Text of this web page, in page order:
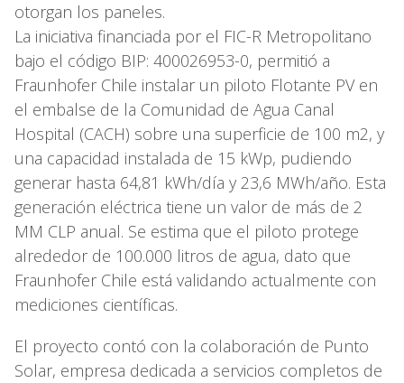
otorgan los paneles.
La iniciativa financiada por el FIC-R Metropolitano
bajo el código BIP: 400026953-0, permitió a
Fraunhofer Chile instalar un piloto Flotante PV en
el embalse de la Comunidad de Agua Canal
Hospital (CACH) sobre una superficie de 100 m2, y
una capacidad instalada de 15 kWp, pudiendo
generar hasta 64,81 kWh/día y 23,6 MWh/año. Esta
generación eléctrica tiene un valor de más de 2
MM CLP anual. Se estima que el piloto protege
alrededor de 100.000 litros de agua, dato que
Fraunhofer Chile está validando actualmente con
mediciones científicas.
El proyecto contó con la colaboración de Punto
Solar, empresa dedicada a servicios completos de